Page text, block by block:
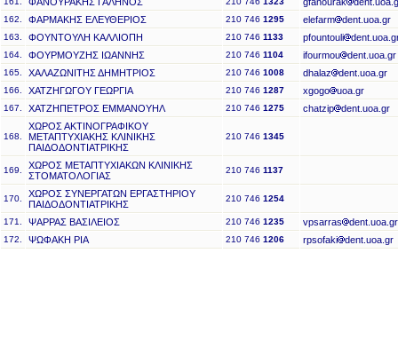
162. ΦΑΡΜΑΚΗΣ ΕΛΕΥΘΕΡΙΟΣ 210 746 1295 elefarm dent.uoa.gr
163. ΦΟΥΝΤΟΥΛΗ ΚΑΛΛΙΟΠΗ 210 746 1133 pfountouli
164. ΦΟΥΡΜΟΥΖΗΣ ΙΩΑΝΝΗΣ 210 746 1104 ifourmou dent.uoa.gr
165. ΧΑΛΑΖΩΝΙΤΗΣ ΔΗΜΗΤΡΙΟΣ 210 746 1008 dhalaz dent.uoa.gr
166. ΧΑΤΖΗΓΩΓΟΥ ΓΕΩΡΓΙΑ 210 746 1287 xgogo uoa.gr
167. ΧΑΤΖΗΠΕΤΡΟΣ ΕΜΜΑΝΟΥΗΛ 210 746 1275 chatzip dent.uoa.gr
168.
ΧΩΡΟΣ ΑΚΤΙΝΟΓΡΑΦΙΚΟΥ
ΜΕΤΑΠΤΥΧΙΑΚΗΣ ΚΛΙΝΙΚΗΣ
ΠΑΙΔΟΔΟΝΤΙΑΤΡΙΚΗΣ
210 746 1345
169.
ΧΩΡΟΣ ΜΕΤΑΠΤΥΧΙΑΚΩΝ ΚΛΙΝΙΚΗΣ
ΣΤΟΜΑΤΟΛΟΓΙΑΣ
210 746 1137
170.
ΧΩΡΟΣ ΣΥΝΕΡΓΑΤΩΝ ΕΡΓΑΣΤΗΡΙΟΥ
ΠΑΙΔΟΔΟΝΤΙΑΤΡΙΚΗΣ
210 746 1254
171. ΨΑΡΡΑΣ ΒΑΣΙΛΕΙΟΣ 210 746 1235 vpsarras dent.uoa.gr
172. ΨΩΦΑΚΗ ΡΙΑ 210 746 1206 rpsofaki dent.uoa.gr